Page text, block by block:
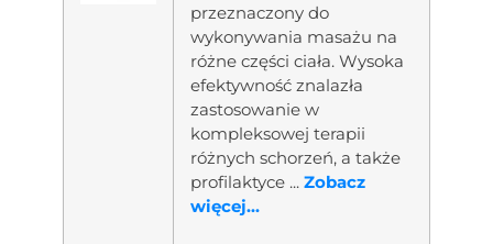
przeznaczony do
wykonywania masażu na
różne części ciała. Wysoka
efektywność znalazła
zastosowanie w
kompleksowej terapii
różnych schorzeń, a także
profilaktyce ... Zobacz
więcej...